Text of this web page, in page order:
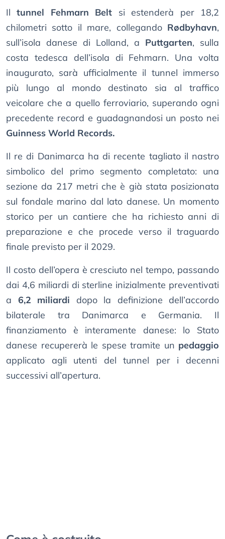
Iltunnel Fehmarn Belt si estenderà per 18,2
chilometri sotto il mare, collegando Rødbyhavn,
sull’isola danese di Lolland, a Puttgarten, sulla
costa tedesca dell’isola di Fehmarn. Una volta
inaugurato, sarà ufficialmente il tunnel immerso
più lungo al mondo destinato sia al traffico
veicolare che a quello ferroviario, superando ogni
precedente record e guadagnandosi un posto nei
Guinness World Records.
Il re di Danimarca ha di recente tagliato il nastro
simbolico del primo segmento completato: una
sezione da 217 metri che è già stata posizionata
sul fondale marino dal lato danese. Un momento
storico per un cantiere che ha richiesto anni di
preparazione e che procede verso il traguardo
finale previsto per il 2029.
Il costo dell’opera è cresciuto nel tempo, passando
dai 4,6 miliardi di sterline inizialmente preventivati
a 6,2 miliardi dopo la definizione dell’accordo
bilaterale tra Danimarca e Germania. Il
finanziamento è interamente danese: lo Stato
danese recupererà le spese tramite un pedaggio
applicato agli utenti del tunnel per i decenni
successivi all’apertura.